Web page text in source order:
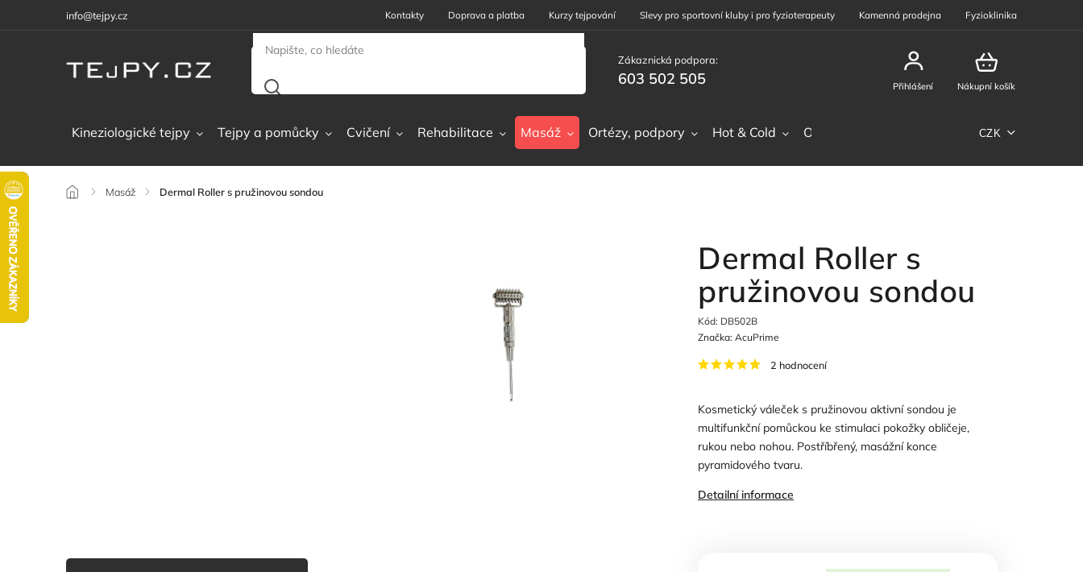
info@tejpy.cz Kontakty Doprava a platba Kurzy tejpování Slevy pro sportovní kluby i pro fyzioterapeuty Kamenná prodejna Fyzioklinika
Zákaznická podpora:
603 502 505 Nákupní košík
Přihlášení
CZK
Kineziologické tejpy Tejpy a pomůcky Cvičení Rehabilitace Masáž Ortézy, podpory Hot & Cold Ostatní sortiment Sportovní
/ Masáž / Dermal Roller s pružinovou sondou
Dermal Roller s
pružinovou sondou
Kód: DB502B
2 hodnocení
Kosmetický váleček s pružinovou aktivní sondou je
multifunkční pomůckou ke stimulaci pokožky obličeje,
rukou nebo nohou. Postříbřený, masážní konce
pyramidového tvaru.
Detailní informace
Značka: AcuPrime